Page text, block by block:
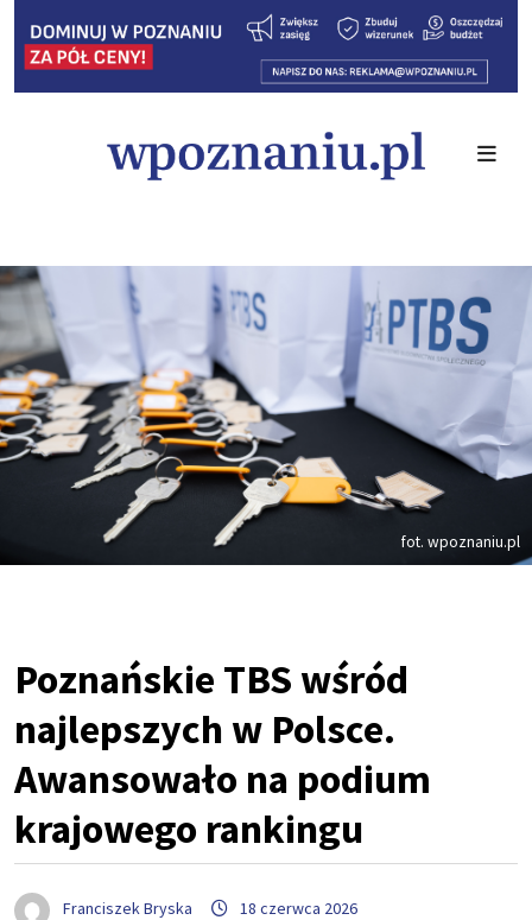
fot. wpoznaniu.pl
Poznańskie TBS wśród
najlepszych w Polsce.
Awansowało na podium
krajowego rankingu
Franciszek Bryska 18 czerwca 2026